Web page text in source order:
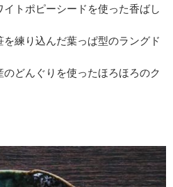
トポピーシードを使った香ばし
練り込んだ葉っぱ型のラングド
どんぐりを使ったほろほろのク